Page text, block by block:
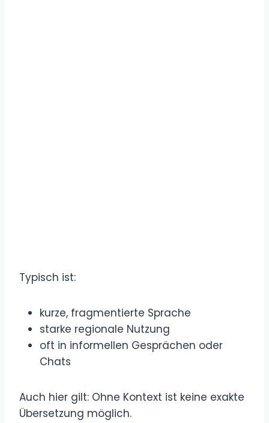
Typisch ist:
kurze, fragmentierte Sprache
starke regionale Nutzung
oft in informellen Gesprächen oder
Chats
Auch hier gilt: Ohne Kontext ist keine exakte
Übersetzung möglich.